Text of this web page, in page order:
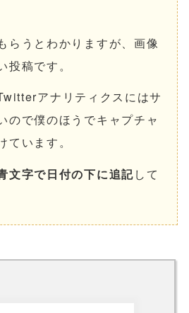
らうとわかりますが、画像
稿です。
アナリティクスにはサ
ので僕のほうでキャプチャ
ています。
文字で日付の下に追記して